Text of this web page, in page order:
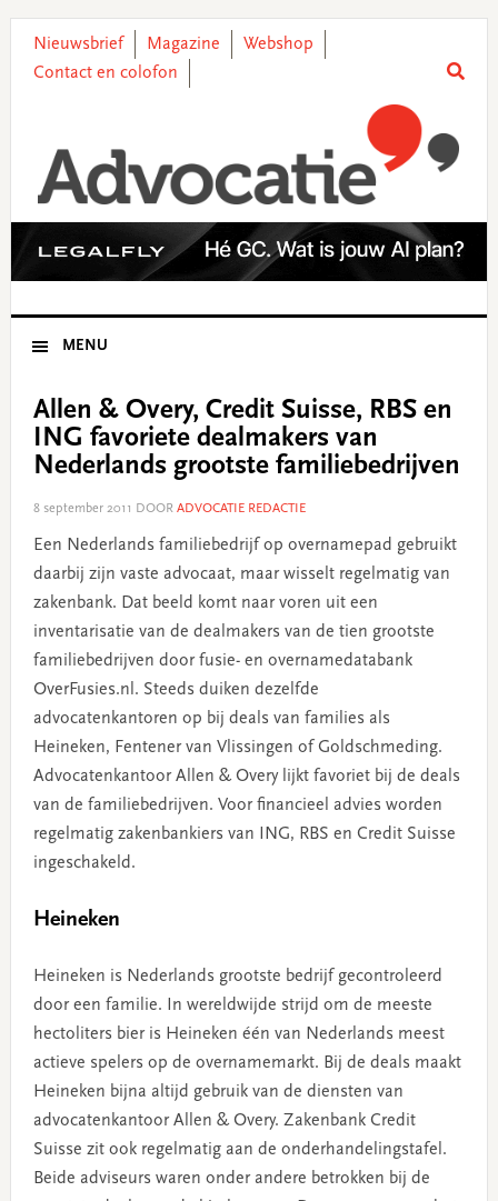
primary
main
primary
footer
Nieuwsbrief Magazine
Webshop
Contact en colofon
MENU
Allen & Overy, Credit Suisse, RBS en
ING favoriete dealmakers van
Nederlands grootste familiebedrijven
8 september 2011 DOOR ADVOCATIE REDACTIE
Een Nederlands familiebedrijf op overnamepad gebruikt
daarbij zijn vaste advocaat, maar wisselt regelmatig van
zakenbank. Dat beeld komt naar voren uit een
inventarisatie van de dealmakers van de tien grootste
familiebedrijven door fusie- en overnamedatabank
OverFusies.nl. Steeds duiken dezelfde
advocatenkantoren op bij deals van families als
Heineken, Fentener van Vlissingen of Goldschmeding.
Advocatenkantoor Allen & Overy lijkt favoriet bij de deals
van de familiebedrijven. Voor financieel advies worden
regelmatig zakenbankiers van ING, RBS en Credit Suisse
ingeschakeld.
Heineken
Heineken is Nederlands grootste bedrijf gecontroleerd
door een familie. In wereldwijde strijd om de meeste
hectoliters bier is Heineken één van Nederlands meest
actieve spelers op de overnamemarkt. Bij de deals maakt
Heineken bijna altijd gebruik van de diensten van
advocatenkantoor Allen & Overy. Zakenbank Credit
Suisse zit ook regelmatig aan de onderhandelingstafel.
Beide adviseurs waren onder andere betrokken bij de